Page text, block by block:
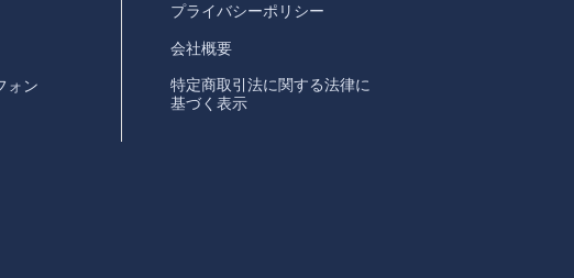
ォン
プライバシーポリシー
会社概要
特定商取引法に関する法律に
基づく表示